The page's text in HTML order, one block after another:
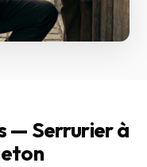
— Serrurier à